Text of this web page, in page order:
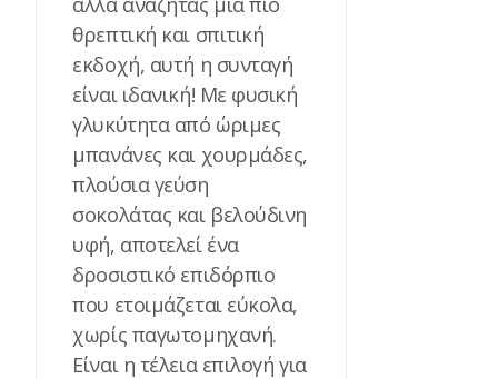
θρεπτική και σπιτική
εκδοχή, αυτή η συνταγή
είναι ιδανική! Με φυσική
γλυκύτητα από ώριμες
μπανάνες και χουρμάδες,
πλούσια γεύση
σοκολάτας και βελούδινη
υφή, αποτελεί ένα
δροσιστικό επιδόρπιο
που ετοιμάζεται εύκολα,
χωρίς παγωτομηχανή.
Είναι η τέλεια επιλογή για